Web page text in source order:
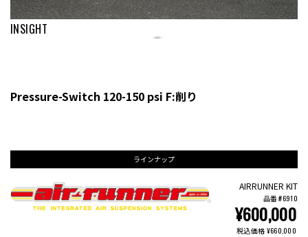
INSIGHT
Pressure-Switch 120-150 psi F:削り
ラインナップ
AIRRUNNER KIT
¥600,000
品番 #6910
税込価格 ¥660,000